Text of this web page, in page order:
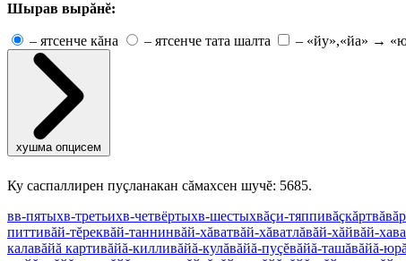
Шырав вырăнĕ:
– ятсенче кăна – ятсенче тата шалта – «йу»,«йа» →
хушма опцисем
Ку саспаллирен пуçланакан сăмахсен шучĕ: 5685.
вв-пятыхв-третьихв-четвёртыхв-шестыхвăçи-тяппивăçкăртвăвăр
питтивăй-тĕреквăй-таннинвăй-хăватвăй-хăватлăвăй-хăйвăй-
калавăйă картивăйă-килливăйă-кулăвăйă-пуçĕвăйă-ташăвăйă-юрă